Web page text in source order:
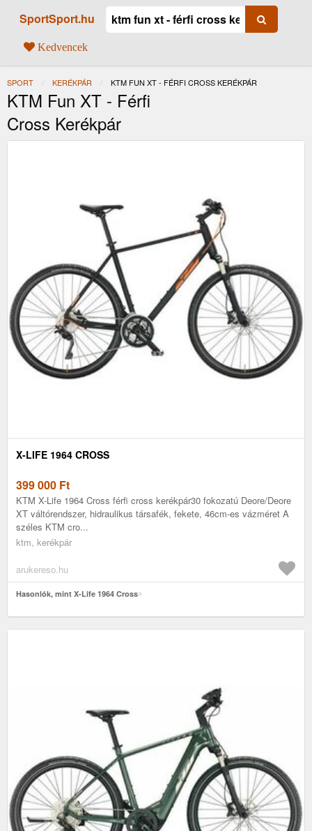
SportSport.hu
Kedvencek
SPORT KERÉKPÁR JELENLEGI:
KTM FUN XT - FÉRFI CROSS KERÉKPÁR
KTM Fun XT - Férfi
Cross Kerékpár
X-LIFE 1964 CROSS
399 000 Ft
KTM X-Life 1964 Cross férfi cross kerékpár30 fokozatú Deore/Deore
XT váltórendszer, hidraulikus társafék, fekete, 46cm-es vázméret A
széles KTM cro...
ktm, kerékpár
arukereso.hu
Hasonlók, mint X-Life 1964 Cross